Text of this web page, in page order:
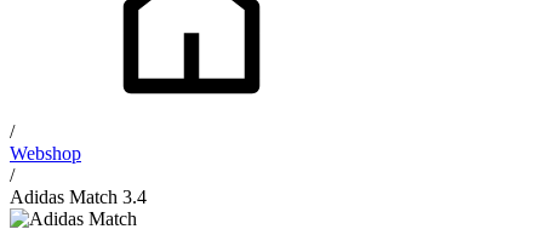
/
Webshop
/
Adidas Match 3.4